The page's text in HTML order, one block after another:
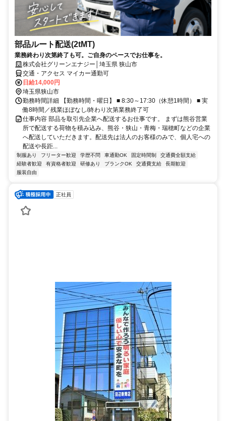
部品ルート配送(2tMT)
業務終わり次第終了も可。ご自身のペースでお仕事を。
株式会社グリーンエナジー│埼玉県 狭山市
交通・アクセス マイカー通勤可
日給14,000円
埼玉県狭山市
勤務時間詳細 【勤務時間・曜日】 ■ 8:30～17:30（休憩1時間） ■ 実
働8時間／残業ほぼなし/終わり次第業務終了可
仕事内容 部品を取引先企業へ配送するお仕事です。 まずは熊谷営業
所で配送する荷物を積み込み、熊谷・狭山・青梅・瑞穂町などの企業
へ配送していただきます。配送先は法人のお客様のみで、個人宅への
配送や長距...
制服あり フリーター歓迎 学歴不問 車通勤OK 固定時間制
交通費全額支給
経験者歓迎
有資格者歓迎 研修あり ブランクOK 交通費支給
長期歓迎
服装自由
正社員